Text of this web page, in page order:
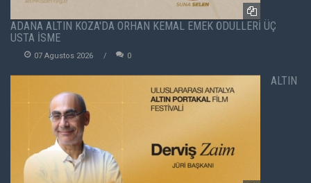
ADANA ALTIN KOZA'DA ORHAN KEMAL EMEK ÖDÜLLERİ ÜÇ
USTA İSME
07 Agustos 2026 0
ALTIN